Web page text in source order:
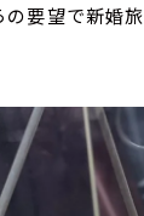
要望で新婚